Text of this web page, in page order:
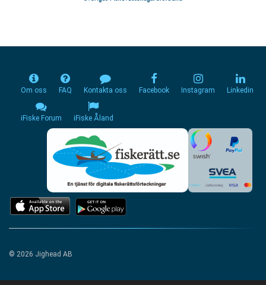
Om oss FAQ Kontakta oss Facebook Instagram Linkedin
iFiske Forum iFiske Åland
© 2026 Jighead AB